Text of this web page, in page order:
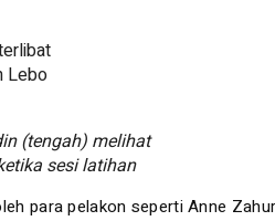
Lebo
(tengah) melihat
sesi latihan
para pelakon seperti Anne